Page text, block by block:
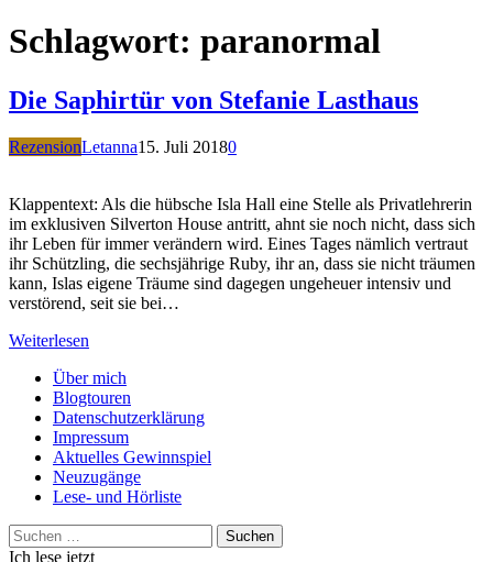
Schlagwort: paranormal
Die Saphirtür von Stefanie Lasthaus
RezensionLetanna15. Juli 20180
Klappentext: Als die hübsche Isla Hall eine Stelle als Privatlehrerin
im exklusiven Silverton House antritt, ahnt sie noch nicht, dass sich
ihr Leben für immer verändern wird. Eines Tages nämlich vertraut
ihr Schützling, die sechsjährige Ruby, ihr an, dass sie nicht träumen
kann, Islas eigene Träume sind dagegen ungeheuer intensiv und
verstörend, seit sie bei…
Weiterlesen
Über mich
Blogtouren
Datenschutzerklärung
Impressum
Aktuelles Gewinnspiel
Neuzugänge
Lese- und Hörliste
Suchen
nach:
Ich lese jetzt